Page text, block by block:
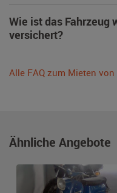
Wie ist das Fahrzeug
versichert?
Alle FAQ zum Mieten
Ähnliche Angebote